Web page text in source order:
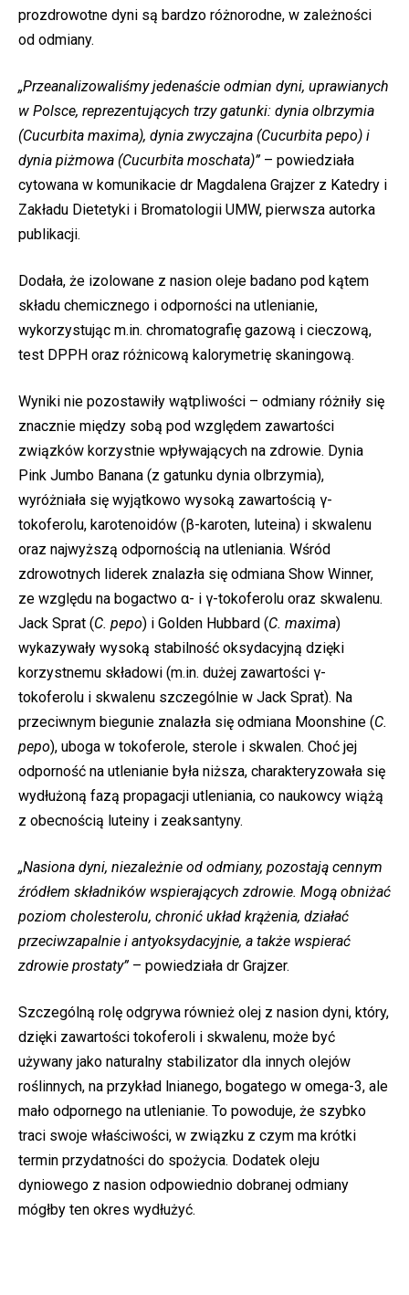
prozdrowotne dyni są bardzo różnorodne, w zależności
od odmiany.
„Przeanalizowaliśmy jedenaście odmian dyni, uprawianych
w Polsce, reprezentujących trzy gatunki: dynia olbrzymia
(Cucurbita maxima), dynia zwyczajna (Cucurbita pepo) i
dynia piżmowa (Cucurbita moschata)”– powiedziała
cytowana w komunikacie dr Magdalena Grajzer z Katedry i
Zakładu Dietetyki i Bromatologii UMW, pierwsza autorka
publikacji.
Dodała, że izolowane z nasion oleje badano pod kątem
składu chemicznego i odporności na utlenianie,
wykorzystując m.in. chromatografię gazową i cieczową,
test DPPH oraz różnicową kalorymetrię skaningową.
Wyniki nie pozostawiły wątpliwości – odmiany różniły się
znacznie między sobą pod względem zawartości
związków korzystnie wpływających na zdrowie. Dynia
Pink Jumbo Banana (z gatunku dynia olbrzymia),
wyróżniała się wyjątkowo wysoką zawartością γ-
tokoferolu, karotenoidów (β-karoten, luteina) i skwalenu
oraz najwyższą odpornością na utleniania. Wśród
zdrowotnych liderek znalazła się odmiana Show Winner,
ze względu na bogactwo α- i γ-tokoferolu oraz skwalenu.
Jack Sprat (C. pepo) i Golden Hubbard (C. maxima)
wykazywały wysoką stabilność oksydacyjną dzięki
korzystnemu składowi (m.in. dużej zawartości γ-
tokoferolu i skwalenu szczególnie w Jack Sprat). Na
przeciwnym biegunie znalazła się odmiana Moonshine (C.
pepo), uboga w tokoferole, sterole i skwalen. Choć jej
odporność na utlenianie była niższa, charakteryzowała się
wydłużoną fazą propagacji utleniania, co naukowcy wiążą
z obecnością luteiny i zeaksantyny.
„Nasiona dyni, niezależnie od odmiany, pozostają cennym
źródłem składników wspierających zdrowie. Mogą obniżać
poziom cholesterolu, chronić układ krążenia, działać
przeciwzapalnie i antyoksydacyjnie, a także wspierać
zdrowie prostaty”– powiedziała dr Grajzer.
Szczególną rolę odgrywa również olej z nasion dyni, który,
dzięki zawartości tokoferoli i skwalenu, może być
używany jako naturalny stabilizator dla innych olejów
roślinnych, na przykład lnianego, bogatego w omega-3, ale
mało odpornego na utlenianie. To powoduje, że szybko
traci swoje właściwości, w związku z czym ma krótki
termin przydatności do spożycia. Dodatek oleju
dyniowego z nasion odpowiednio dobranej odmiany
mógłby ten okres wydłużyć.